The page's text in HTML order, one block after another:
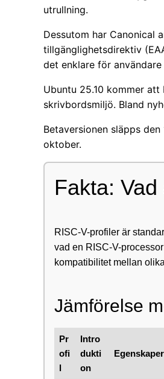
utrullning.
Dessutom har Canonical
tillgänglighetsdirektiv
det enklare för
Ubuntu 25.10 kommer att
skrivbordsmiljö. Bland
Betaversionen släpps
oktober.
Fakta:
RISC-V-profiler är
vad en RISC-V-
kompatibilitet mellan
Jämförelse
Pr
ofi
l
Intro
dukti
on
Egenskaper